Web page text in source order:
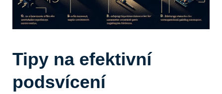
Tipy na efektivní
podsvícení